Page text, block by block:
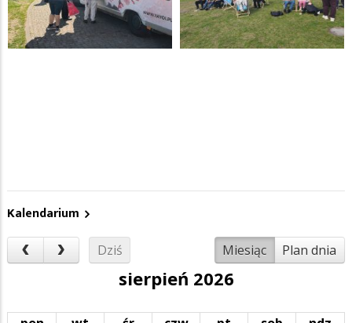
Kalendarium
Dziś Miesiąc Plan dnia
sierpień 2026